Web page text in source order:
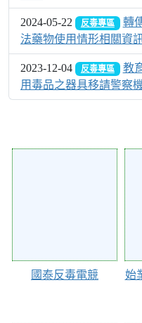
2024-05-22 反毒專區
轉
法藥物使用情形相關資
2023-12-04 反毒專區
教
用毒品之器具移請警察
國泰反毒電競 始